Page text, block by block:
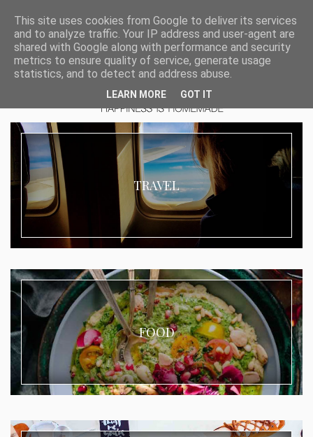
TRAVEL
FOOD
This site uses cookies from Google to deliver its services
and to analyze traffic. Your IP address and user-agent are
shared with Google along with performance and security
metrics to ensure quality of service, generate usage
statistics, and to detect and address abuse.
LEARN MORE GOT IT